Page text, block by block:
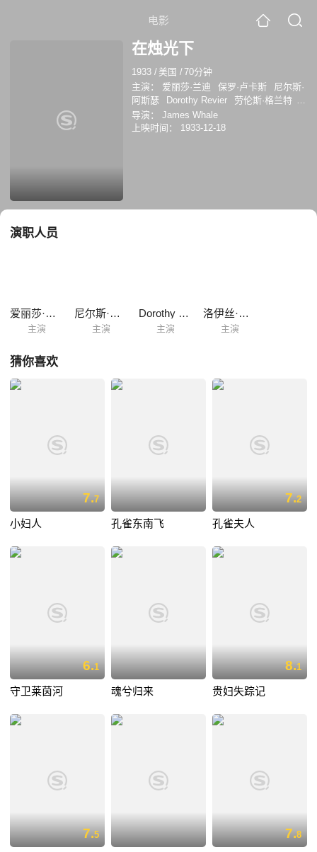
电影
在烛光下
1933 / 美国 /70分钟
主演：
爱丽莎·兰迪 保罗·卢卡斯
尼尔斯·
阿斯瑟
Dorothy Revier
劳伦斯·格兰特
艾斯特·罗尔斯顿
Warburton Gamble
伊丝·詹纽瑞
路易斯·阿尔伯尼
导演：
James Whale
上映时间：
1933-12-18
演职人员
爱丽莎·兰迪
主演
尼尔斯·阿斯瑟
主演
Dorothy Revier
主演
洛伊丝·詹纽瑞
主演
猜你喜欢
7.7
小妇人 孔雀东南飞
7.2
孔雀夫人
6.1
守卫莱茵河 魂兮归来
8.1
贵妇失踪记
7.5 7.8